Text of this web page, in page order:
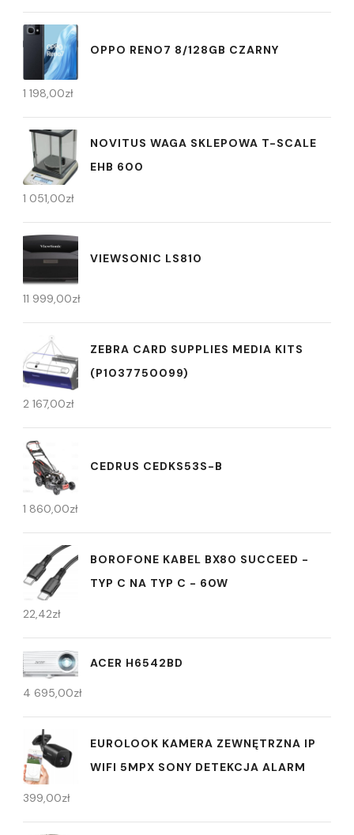
OPPO RENO7 8/128GB CZARNY
1 198,00zł
NOVITUS WAGA SKLEPOWA T-SCALE
EHB 600
1 051,00zł
VIEWSONIC LS810
11 999,00zł
ZEBRA CARD SUPPLIES MEDIA KITS
(P1037750099)
2 167,00zł
CEDRUS CEDKS53S-B
1 860,00zł
BOROFONE KABEL BX80 SUCCEED -
TYP C NA TYP C - 60W
22,42zł
ACER H6542BD
4 695,00zł
EUROLOOK KAMERA ZEWNĘTRZNA IP
WIFI 5MPX SONY DETEKCJA ALARM
399,00zł